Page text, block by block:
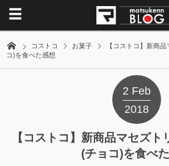
コストコ お菓子
【コストコ】新商
コ)を食べた感想
2 Feb
2018
【コストコ】新商品マセズ
(チョコ)を食べ